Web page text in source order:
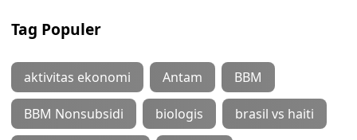
Tag Populer
aktivitas ekonomi Antam BBM
BBM Nonsubsidi biologis brasil vs haiti